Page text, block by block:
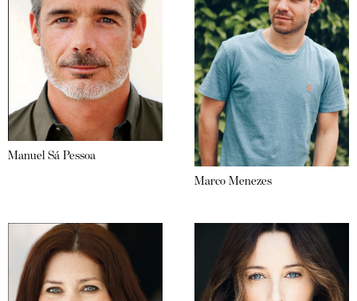
Manuel Sá Pessoa
Marco Menezes